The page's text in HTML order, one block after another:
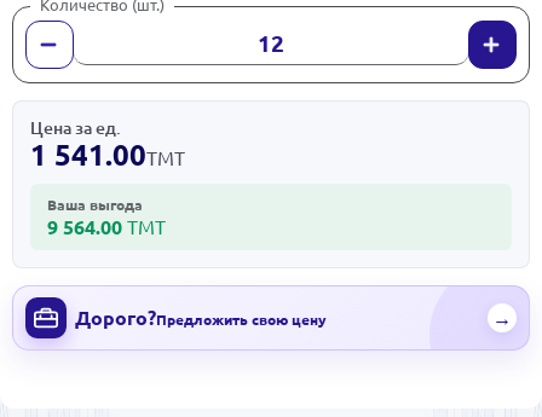
Цена за ед.
1 541.00ТМТ
Ваша выгода
9 564.00 ТМТ
Дорого?Предложить свою цену →